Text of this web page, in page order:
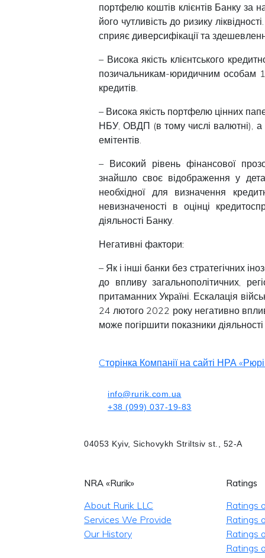
портфелю коштів клієнтів Банку за
його чутливість до ризику
сприяє диверсифікації та
– Висока якість клієнтського
позичальникам-юридичним особам
кредитів.
– Висока якість портфелю цінних
НБУ, ОВДП (в тому числі валютні), а
емітентів.
– Високий рівень фінансової
знайшло своє відображення у
необхідної для визначення
невизначеності в оцінці
діяльності Банку.
Негативні фактори:
– Як і інші банки без стратегічних
до впливу загальнополітичних,
притаманних Україні. Ескалація
24 лютого 2022 року негативно
може погіршити показники
Cторінка Компанії на сайті НРА
info@rurik.com.ua
+38 (099) 037-19-83
04053 Kyiv, Sichovykh Striltsiv st., 52-A
NRA «Rurik»
About Rurik LLC
Services We Provide
Our History
Ratings
Ratings
Ratings
Ratings
Ratings